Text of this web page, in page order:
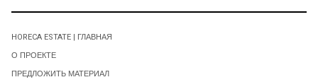
HORECA ESTATE | ГЛАВНАЯ
О ПРОЕКТЕ
ПРЕДЛОЖИТЬ МАТЕРИАЛ